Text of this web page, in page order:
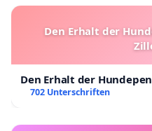
Den Erhalt der
Den Erhalt der
702 Unterschriften